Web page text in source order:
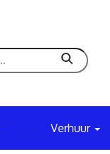
zoeken
Verhuur